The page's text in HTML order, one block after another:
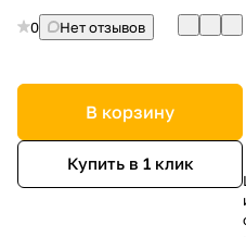
0 Нет отзывов
В корзину
Купить в 1 клик